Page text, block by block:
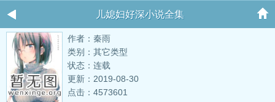
儿媳妇好深小说全集
作者：秦雨
类别：其它类型
状态：连载
更新：2019-08-30
点击：4573601